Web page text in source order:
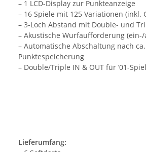
– 1 LCD-Display zur Punkteanzeige
– 16 Spiele mit 125 Variationen (inkl.
– 3-Loch Abstand mit Double- und
– Akustische Wurfaufforderung
– Automatische Abschaltung nach
Punktespeicherung
– Double/Triple IN & OUT für ’01-
Lieferumfang: